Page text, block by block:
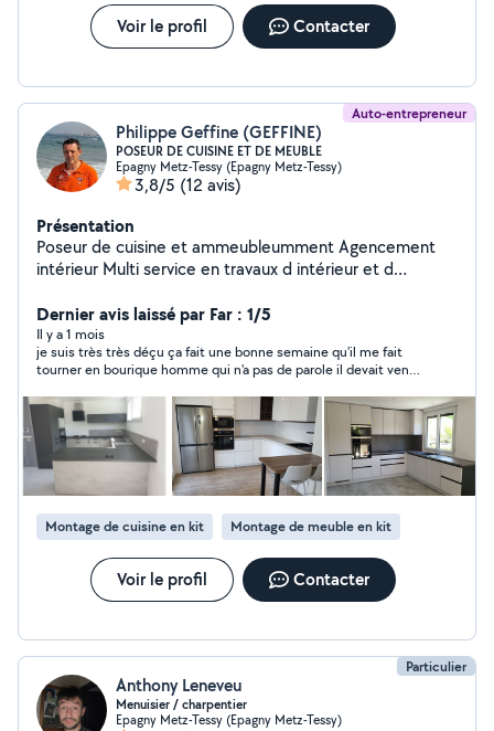
Voir le profil Contacter
Auto-entrepreneur
Philippe Geffine (GEFFINE)
POSEUR DE CUISINE ET DE MEUBLE
Epagny Metz-Tessy (Epagny Metz-Tessy)
3,8/5 (12 avis)
Présentation
Poseur de cuisine et ammeubleumment Agencement
intérieur Multi service en travaux d intérieur et d
mercedes sprinter rallonger
Dernier avis laissé par Far : 1/5
Il y a 1 mois
je suis très très déçu ça fait une bonne semaine qu'il me fait
tourner en bourique homme qui n'a pas de parole il devait venir
programmer de la monter samedi 4 juillet et la monsieur qui n'a
pas de parole a tout annulé je vous le deconseil fortement
,c'est malheureux que des gens comme ça existe
Montage de cuisine en kit Montage de meuble en kit
Voir le profil Contacter
Particulier
Anthony Leneveu
Menuisier / charpentier
Epagny Metz-Tessy (Epagny Metz-Tessy)